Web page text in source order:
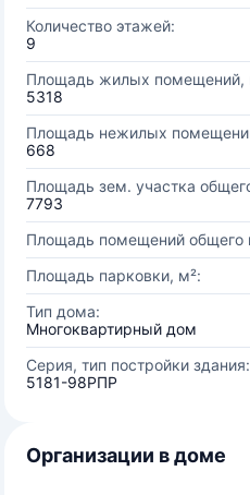
Количество этажей:
9
Площадь жилых помещений,
5318
Площадь нежилых
668
Площадь зем. участка
7793
Площадь помещений общего
Площадь парковки, м²:
Тип дома:
Многоквартирный дом
Серия, тип постройки здания:
5181-98РПР
Организации в доме